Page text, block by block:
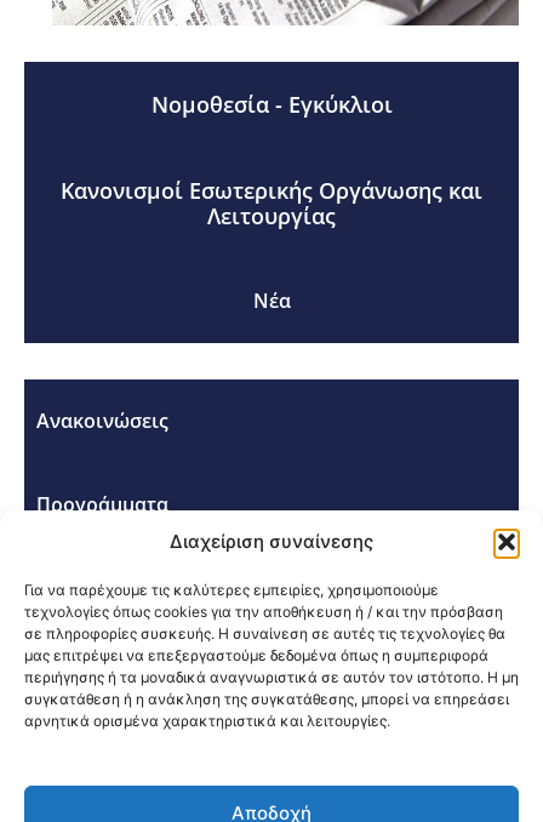
Διαχείριση συναίνεσης
Για να παρέχουμε τις καλύτερες εμπειρίες, χρησιμοποιούμε
τεχνολογίες όπως cookies για την αποθήκευση ή / και την πρόσβαση
σε πληροφορίες συσκευής. Η συναίνεση σε αυτές τις τεχνολογίες θα
μας επιτρέψει να επεξεργαστούμε δεδομένα όπως η συμπεριφορά
περιήγησης ή τα μοναδικά αναγνωριστικά σε αυτόν τον ιστότοπο. Η μη
συγκατάθεση ή η ανάκληση της συγκατάθεσης, μπορεί να επηρεάσει
αρνητικά ορισμένα χαρακτηριστικά και λειτουργίες.
Αποδοχή
Νομοθεσία - Εγκύκλιοι
Κανονισμοί Εσωτερικής Οργάνωσης και
Λειτουργίας
Νέα
Ανακοινώσεις
Προγράμματα
Σεμινάρια - Συνέδρια